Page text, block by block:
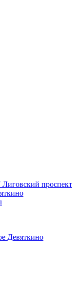
Лиговский проспект
Девяткино